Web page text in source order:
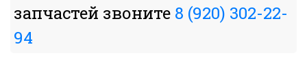
запчастей звоните 8 (920) 302-22-
94